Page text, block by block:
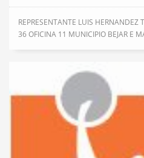
REPRESENTANTE LUIS HERNANDEZ
36 OFICINA 11 MUNICIPIO BEJAR E